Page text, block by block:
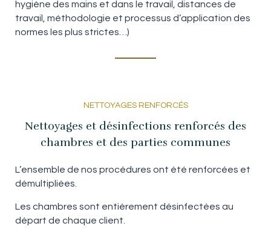
hygiène des mains et dans le travail, distances de
travail, méthodologie et processus d’application des
normes les plus strictes…)
NETTOYAGES RENFORCÉS
Nettoyages et désinfections renforcés des
chambres et des parties communes
L’ensemble de nos procédures ont été renforcées et
démultipliées.
Les chambres sont entièrement désinfectées au
départ de chaque client.